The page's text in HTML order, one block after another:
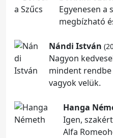
Egyenesen a
megbízható
Nándi István
Nagyon
mindent
vagyok velük.
Hanga
Igen,
Alfa